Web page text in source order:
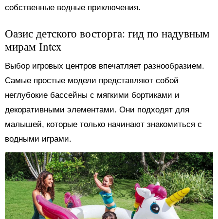
собственные водные приключения.
Оазис детского восторга: гид по надувным
мирам Intex
Выбор игровых центров впечатляет разнообразием.
Самые простые модели представляют собой
неглубокие бассейны с мягкими бортиками и
декоративными элементами. Они подходят для
малышей, которые только начинают знакомиться с
водными играми.